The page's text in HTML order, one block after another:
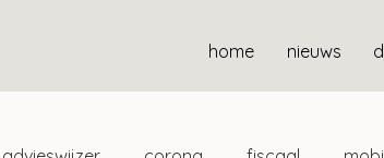
home nieuws